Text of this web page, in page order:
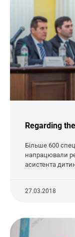
Regarding
Більше 600
напрацювали
асистента
27.03.2018